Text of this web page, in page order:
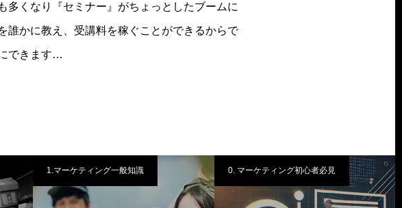
多くなり『セミナー』がちょっとしたブームに
誰かに教え、受講料を稼ぐことができるからで
できます…
1.マーケティング一般知識 0. マーケティング初心者必見